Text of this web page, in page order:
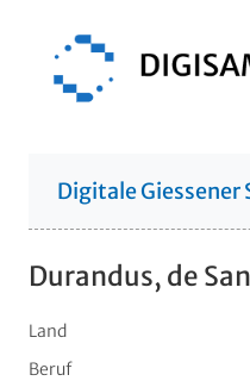
Digitale Giessener
Durandus, de
Land
Beruf